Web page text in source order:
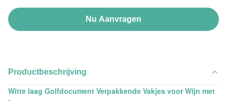
Nu Aanvragen
Productbeschrijving
Witte laag Golfdocument Verpakkende Vakjes voor Wijn met